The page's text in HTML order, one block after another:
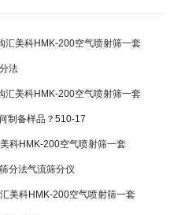
汇美科HMK-200空气喷射筛一套
法
汇美科HMK-200空气喷射筛一套
制备样品？510-17
科HMK-200空气喷射筛一套
分法气流筛分仪
美科HMK-200空气喷射筛一套